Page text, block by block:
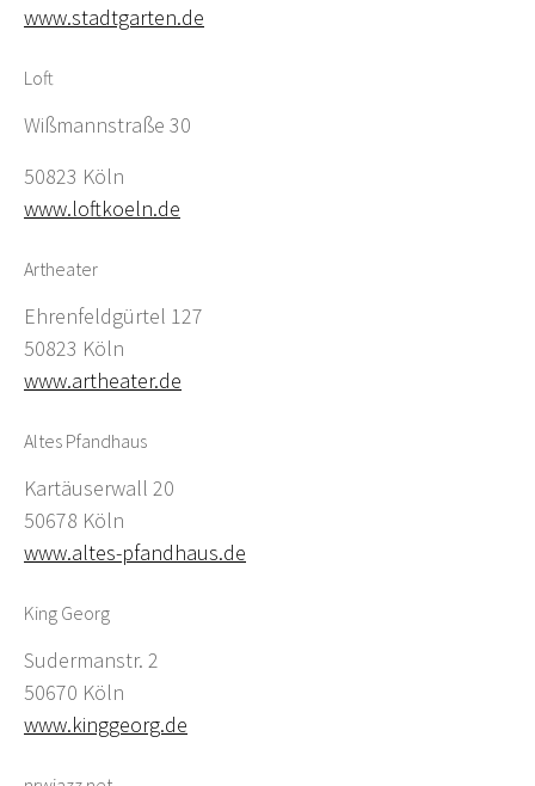
www.stadtgarten.de
Loft
Wißmannstraße 30
50823 Köln
www.loftkoeln.de
Artheater
Ehrenfeldgürtel 127
50823 Köln
www.artheater.de
Altes Pfandhaus
Kartäuserwall 20
50678 Köln
www.altes-pfandhaus.de
King Georg
Sudermanstr. 2
50670 Köln
www.kinggeorg.de